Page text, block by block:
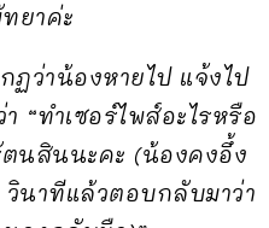
ยาค่ะ
ฏว่าน้องหายไป แจ้งไป
“ทำเซอร์ไพส์อะไรหรือ
ตนสินนะคะ (น้องคงอึ้ง
นาทีแล้วตอบกลับมาว่า